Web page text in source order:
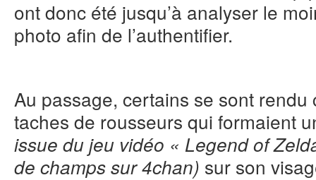
ont donc été jusqu’à analyser le
photo afin de l’authentifier.
Au passage, certains se sont rendu
taches de rousseurs qui formaient
issue du jeu vidéo « Legend of
de champs sur 4chan) sur son